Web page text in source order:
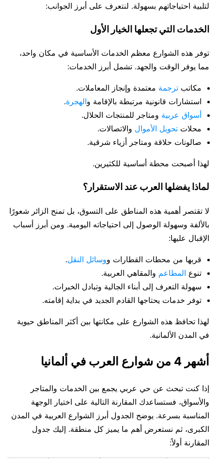
لتلبية احتياجاتهم بسهولة. لنتعرف على أبرز الجوانب:
الخدمات التي تجعلها الخيار الأول
توفر هذه الشوارع معظم الخدمات الأساسية في مكان واحد،
مما يوفر الوقت والجهد. تشمل أبرز الخدمات:
مكاتب ترجمة معتمدة وإنجاز المعاملات.
استشارات قانونية مرتبطة بالإقامة والهجرة.
أسواق عربية ومتاجر للمنتجات الحلال.
محلات تحويل الأموال والاتصالات.
صالونات حلاقة ومتاجر أزياء شرقية.
لهذا أصبحت محطة أساسية للكثيرين.
لماذا يفضلها العرب عند الاستقرار؟
لا تقتصر أهمية هذه المناطق على التسوق، بل تمنح الزائر شعورًا
بالألفة وسهولة الوصول إلى احتياجاته اليومية. ومن أبرز أسباب
الإقبال عليها:
قربها من محطات القطارات ووسائل النقل.
تنوع المطاعم والمقاهي العربية.
سهولة التعرف إلى أبناء الجالية وتبادل الخبرات.
توفر خدمات يحتاجها القادم الجديد في بداية إقامته.
لهذا تحافظ هذه الشوارع على مكانتها بين أكثر المناطق حيوية
في المدن الألمانية.
أشهر 4 من شوارع العرب في ألمانيا
إذا كنت تبحث عن حي عربي يجمع بين الخدمات والمتاجر
والأسواق، فستساعدك المقارنة التالية على اختيار الوجهة
المناسبة بسرعة. يوضح الجدول أبرز الشوارع العربية في المدن
الكبرى، ثم نستعرض أهم ما يميز كل منطقة. إليك جدول
المقارنة أولاً: